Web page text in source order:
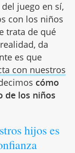
juego en sí,
con los niños
trata de qué
da
es que
con nuestros
cómo
de los niños
hijos es